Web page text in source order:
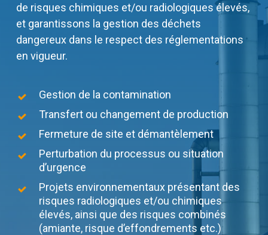
de risques chimiques et/ou radiologiques élevés,
et garantissons la gestion des déchets
dangereux dans le respect des réglementations
en vigueur.
Gestion de la contamination
Transfert ou changement de production
Fermeture de site et démantèlement
Perturbation du processus ou situation
d’urgence
Projets environnementaux présentant des
risques radiologiques et/ou chimiques
élevés, ainsi que des risques combinés
(amiante, risque d’effondrements etc.)